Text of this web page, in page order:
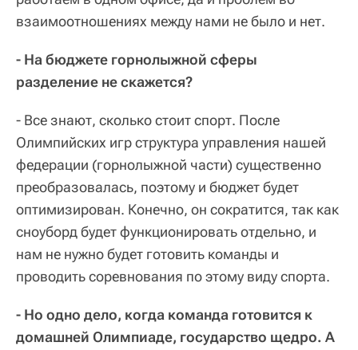
взаимоотношениях между нами не было и нет.
- На бюджете горнолыжной сферы
разделение не скажется?
- Все знают, сколько стоит спорт. После
Олимпийских игр структура управления нашей
федерации (горнолыжной части) существенно
преобразовалась, поэтому и бюджет будет
оптимизирован. Конечно, он сократится, так как
сноуборд будет функционировать отдельно, и
нам не нужно будет готовить команды и
проводить соревнования по этому виду спорта.
- Но одно дело, когда команда готовится к
домашней Олимпиаде, государство щедро. А